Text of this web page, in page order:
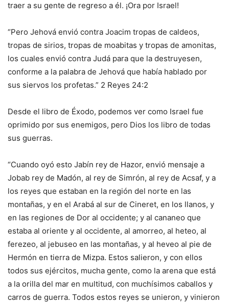
traer a su gente de regreso a él. ¡Ora por Israel!
“Pero Jehová envió contra Joacim tropas de caldeos,
tropas de sirios, tropas de moabitas y tropas de amonitas,
los cuales envió contra Judá para que la destruyesen,
conforme a la palabra de Jehová que había hablado por
sus siervos los profetas.” 2 Reyes 24:2
Desde el libro de Éxodo, podemos ver como Israel fue
oprimido por sus enemigos, pero Dios los libro de todas
sus guerras.
“Cuando oyó esto Jabín rey de Hazor, envió mensaje a
Jobab rey de Madón, al rey de Simrón, al rey de Acsaf, y a
los reyes que estaban en la región del norte en las
montañas, y en el Arabá al sur de Cineret, en los llanos, y
en las regiones de Dor al occidente; y al cananeo que
estaba al oriente y al occidente, al amorreo, al heteo, al
ferezeo, al jebuseo en las montañas, y al heveo al pie de
Hermón en tierra de Mizpa. Estos salieron, y con ellos
todos sus ejércitos, mucha gente, como la arena que está
a la orilla del mar en multitud, con muchísimos caballos y
carros de guerra. Todos estos reyes se unieron, y vinieron